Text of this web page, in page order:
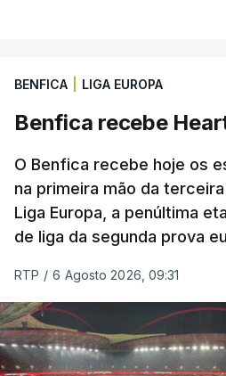
BENFICA LIGA EUROPA
Benfica recebe
O Benfica recebe hoje os
na primeira mão da
Liga Europa, a penúltima
de liga da segunda prova
RTP / 6 Agosto 2026, 09:31